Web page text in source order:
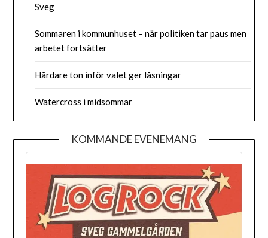
Sveg
Sommaren i kommunhuset – när politiken tar paus men
arbetet fortsätter
Hårdare ton inför valet ger låsningar
Watercross i midsommar
KOMMANDE EVENEMANG